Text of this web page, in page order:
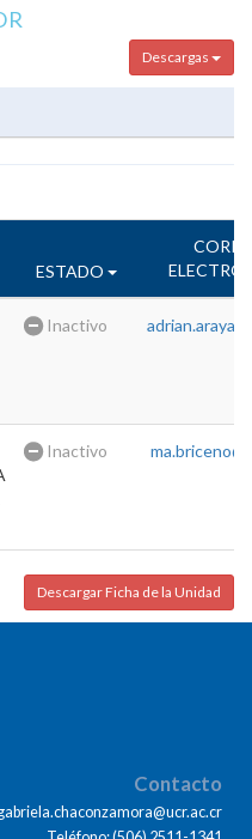
Descargas
ESTADO
Inactivo
Inactivo
Descargar Ficha de la Unidad
Contacto